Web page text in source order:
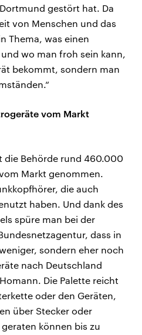
gestört hat. Da
von Menschen und das
Thema, was einen
wo man froh sein kann,
bekommt, sondern man
vom Markt
die Behörde rund 460.000
Markt genommen.
die auch
haben. Und dank des
spüre man bei der
dass in
sondern eher noch
nach Deutschland
Die Palette reicht
oder den Geräten,
über Stecker oder
können bis zu